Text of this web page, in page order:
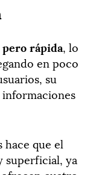
rápida, lo
en poco
su
informaciones
que el
superficial, ya